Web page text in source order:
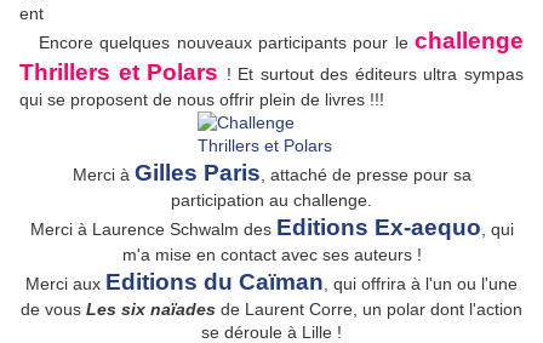
Encore quelques nouveaux participants pour le challenge
Thrillers et Polars ! Et surtout des éditeurs ultra sympas
qui se proposent de nous offrir plein de livres !!!
Merci à Gilles Paris , attaché de presse pour sa
participation au challenge.
Merci à Laurence Schwalm des Editions Ex-aequo , qui
m'a mise en contact avec ses auteurs !
Merci aux Editions du Caïman , qui offrira à l'un ou l'une
de vous Les six naïades de Laurent Corre, un polar dont l'action
se déroule à Lille !